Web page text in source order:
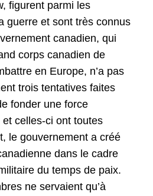
figurent parmi les
guerre et sont très connus
canadien, qui
corps canadien de
en Europe, n’a pas
trois tentatives faites
fonder une force
celles-ci ont toutes
le gouvernement a créé
dans le cadre
du temps de paix.
ne servaient qu’à